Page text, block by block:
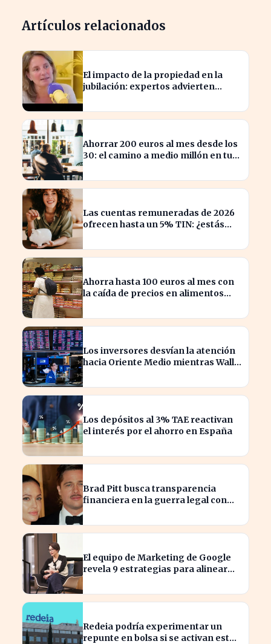
Artículos relacionados
El impacto de la propiedad en la
jubilación: expertos advierten
Ahorrar 200 euros al mes desde los
30: el camino a medio millón en tu
Las cuentas remuneradas de 2026
ofrecen hasta un 5% TIN: ¿estás
Ahorra hasta 100 euros al mes con
la caída de precios en alimentos
Los inversores desvían la atención
hacia Oriente Medio mientras Wall
Los depósitos al 3% TAE reactivan
el interés por el ahorro en España
Brad Pitt busca transparencia
financiera en la guerra legal con
El equipo de Marketing de Google
revela 9 estrategias para alinear
Redeia podría experimentar un
repunte en bolsa si se activan estos